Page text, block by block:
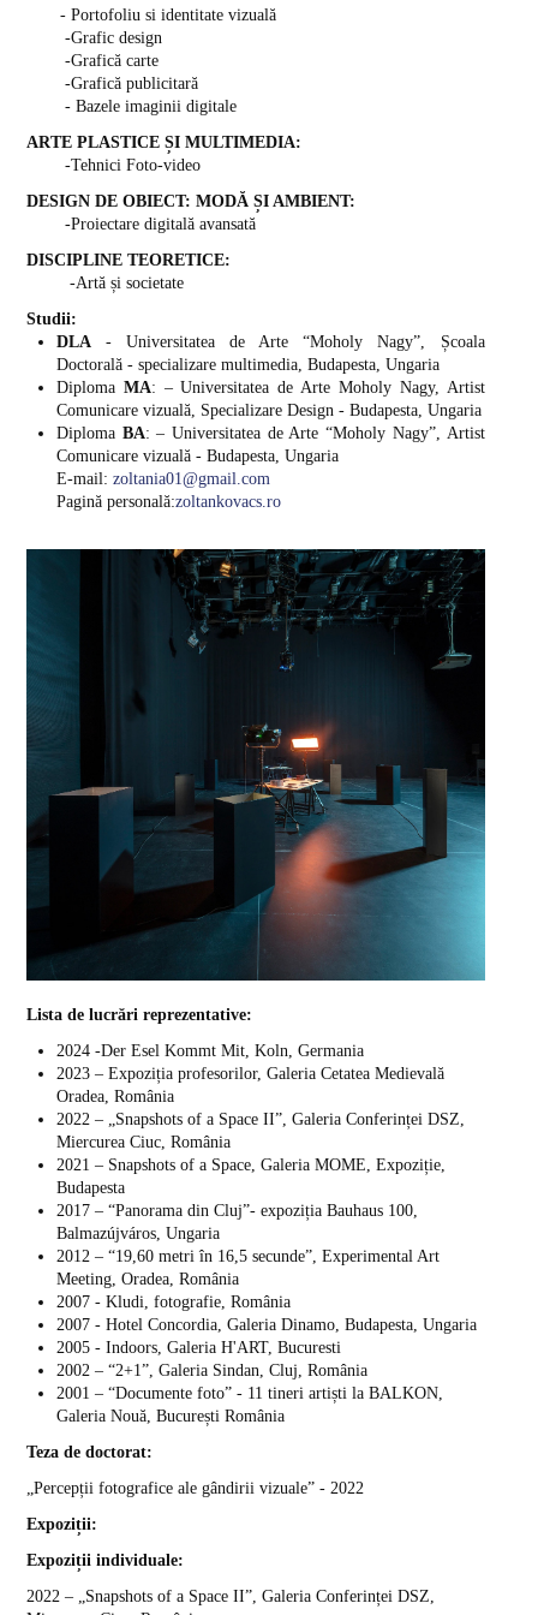
Modă-Design vestimentar
Studii de masterat
Arte plastice și multimedia
Design de obiect: modă și ambient
CERCETARE
Activitatea de cercetare
STUDENȚI
Orare studenți
Examene
Burse și tabere
Informatii
Pregătiri admitere
Admitere licență
Admitere masterat
- Portofoliu si identitate vizuală
-Grafic design
-Grafică carte
-Grafică publicitară
- Bazele imaginii digitale
ARTE PLASTICE ȘI MULTIMEDIA:
-Tehnici Foto-video
DESIGN DE OBIECT: MODĂ ȘI AMBIENT:
-Proiectare digitală avansată
DISCIPLINE TEORETICE:
-Artă și societate
Studii:
DLA - Universitatea de Arte “Moholy Nagy”, Școala
Doctorală - specializare multimedia, Budapesta, Ungaria
Diploma MA: – Universitatea de Arte Moholy Nagy, Artist
Comunicare vizuală, Specializare Design - Budapesta, Ungaria
Diploma BA: – Universitatea de Arte “Moholy Nagy”, Artist
Comunicare vizuală - Budapesta, Ungaria
E-mail: zoltania01@gmail.com
Pagină personală:zoltankovacs.ro
Lista de lucrări reprezentative:
2024 -Der Esel Kommt Mit, Koln, Germania
2023 – Expoziția profesorilor, Galeria Cetatea Medievală
Oradea, România
2022 – „Snapshots of a Space II”, Galeria Conferinței DSZ,
Miercurea Ciuc, România
2021 – Snapshots of a Space, Galeria MOME, Expoziție,
Budapesta
2017 – “Panorama din Cluj”- expoziția Bauhaus 100,
Balmazújváros, Ungaria
2012 – “19,60 metri în 16,5 secunde”, Experimental Art
Meeting, Oradea, România
2007 - Kludi, fotografie, România
2007 - Hotel Concordia, Galeria Dinamo, Budapesta, Ungaria
2005 - Indoors, Galeria H'ART, Bucuresti
2002 – “2+1”, Galeria Sindan, Cluj, România
2001 – “Documente foto” - 11 tineri artiști la BALKON,
Galeria Nouă, București România
Teza de doctorat:
„Percepții fotografice ale gândirii vizuale” - 2022
Expoziții:
Expoziții individuale:
2022 – „Snapshots of a Space II”, Galeria Conferinței DSZ,